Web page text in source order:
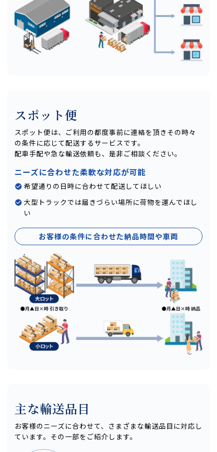
スポット便
スポット便は、ご利用の都度事前に連絡を頂きその時々
の条件に応じて配送するサービスです。
配車手配や急な輸送依頼も、是非ご相談ください。
ニーズに合わせた柔軟な対応が可能
希望通りの日時に合わせて配送してほしい
大型トラックでは届きづらい場所に荷物を運んでほし
い
お客様の条件に合わせた納品時間や車両
主な輸送品目
お客様のニーズに合わせて、さまざまな輸送品目に対応し
ています。その一部をご紹介します。